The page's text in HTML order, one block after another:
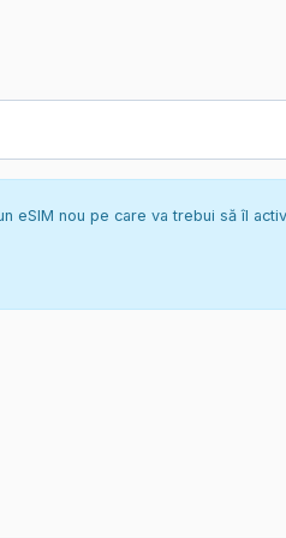
eSIM nou pe care va trebui să îl